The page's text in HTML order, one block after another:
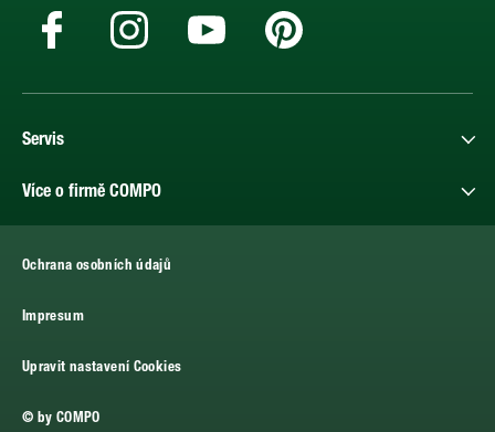
Servis
Více o firmě COMPO
Ochrana osobních údajů
Impresum
Upravit nastavení Cookies
© by COMPO